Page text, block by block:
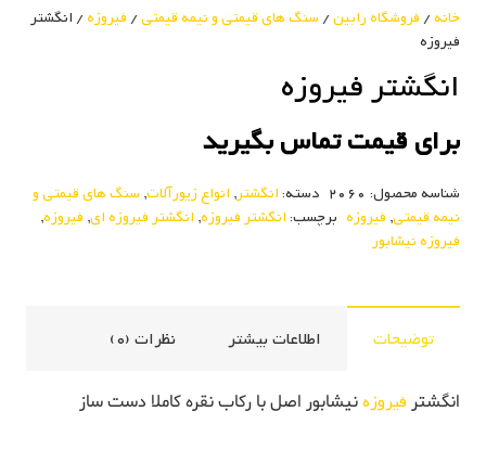
خانه/فروشگاه رابین/سنگ های قیمتی و نیمه قیمتی/فیروزه/ انگشتر
فیروزه
انگشتر فیروزه
برای قیمت تماس بگیرید
شناسه محصول: 2060 دسته:انگشتر, انواع زیورآلات, سنگ های قیمتی و
نیمه قیمتی, فیروزه برچسب:انگشتر فیروزه, انگشتر فیروزه ای, فیروزه,
فیروزه نیشابور
توضیحات اطلاعات بیشتر نظرات (0)
انگشتر فیروزهنیشابور اصل با رکاب نقره کاملا دست ساز